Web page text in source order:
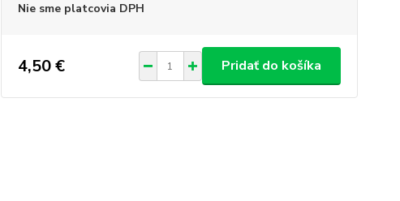
Nie sme platcovia DPH
4,50 € Pridať do košíka